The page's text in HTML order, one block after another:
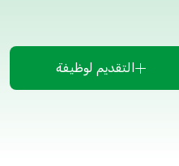
التقديم لوظيفة